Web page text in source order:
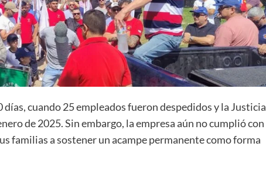
cuando 25 empleados fueron despedidos y la Justicia
de 2025. Sin embargo, la empresa aún no cumplió con
familias a sostener un acampe permanente como forma